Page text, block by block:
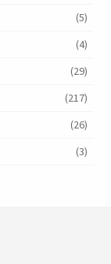
(5)
(4)
(29)
(217)
(26)
(3)